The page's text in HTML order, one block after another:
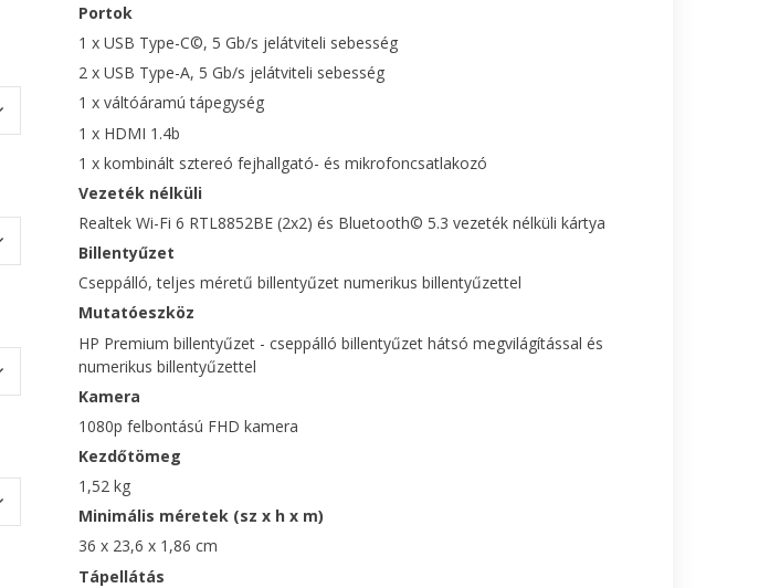
Portok
1 x USB Type-C©, 5 Gb/s jelátviteli sebesség
2 x USB Type-A, 5 Gb/s jelátviteli sebesség
1 x váltóáramú tápegység
1 x HDMI 1.4b
1 x kombinált sztereó fejhallgató- és mikrofoncsatlakozó
Vezeték nélküli
Realtek Wi-Fi 6 RTL8852BE (2x2) és Bluetooth© 5.3 vezeték nélküli kártya
Billentyűzet
Cseppálló, teljes méretű billentyűzet numerikus billentyűzettel
Mutatóeszköz
HP Premium billentyűzet - cseppálló billentyűzet hátsó megvilágítással és
numerikus billentyűzettel
Kamera
1080p felbontású FHD kamera
Kezdőtömeg
1,52 kg
Minimális méretek (sz x h x m)
36 x 23,6 x 1,86 cm
Tápellátás